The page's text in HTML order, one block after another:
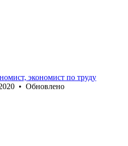
экономист по труду
• Обновлено